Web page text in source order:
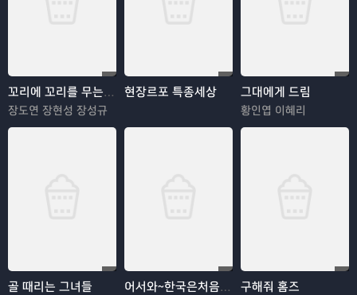
꼬리에 꼬리를 무는 그날 이야기
장도연 장현성 장성규
현장르포 특종세상 그대에게 드림
황인엽 이혜리
골 때리는 그녀들 어서와~한국은처음이지? 구해줘 홈즈